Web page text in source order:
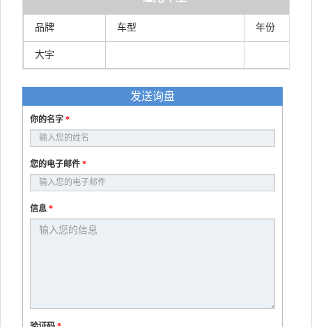
品牌 车型 年份
大宇
发送询盘
你的名字 *
您的电子邮件 *
信息 *